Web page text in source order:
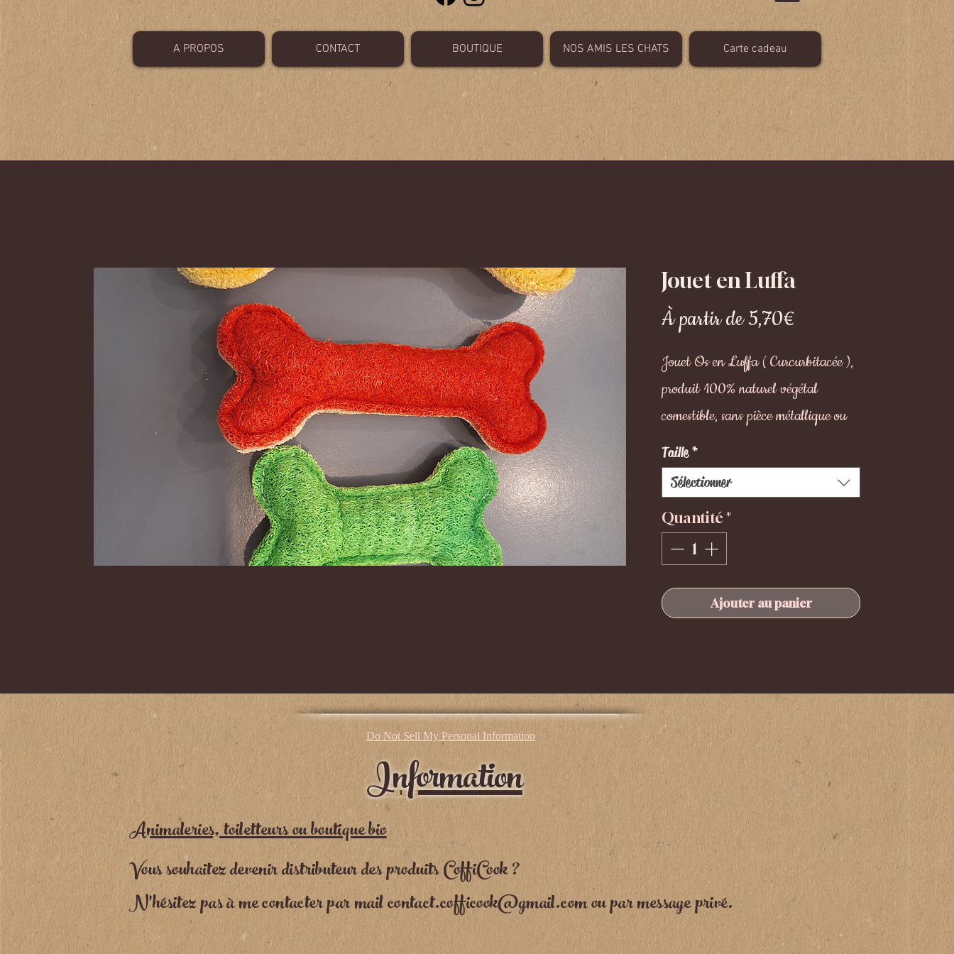
A PROPOS CONTACT BOUTIQUE NOS AMIS LES CHATS Carte cadeau
Jouet en Luffa
À partir de5,70€Prix
promotionnel
Jouet Os en Luffa ( Curcurbitacée ),
produit 100% naturel végétal
comestible, sans pièce métallique ou
PVC dangereux pour votre loulou.
Favorise le nettoyage des dents
4 tailles disponibles
Taille *
Sélectionner
Quantité*
Ajouter au panier
Do Not Sell My Personal Information
Information
Animaleries, toiletteurs ou boutique bio
Vous souhaitez devenir distributeur des produits CoffiCook ?
N'hésitez pas à me contacter par mailcontact.cofficook@gmail.comou par message privé.